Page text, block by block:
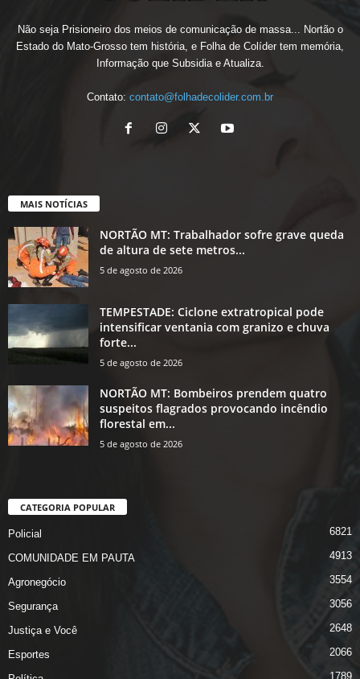
Não seja Prisioneiro dos meios de comunicação de massa... Nortão o
Estado do Mato-Grosso tem história, e Folha de Colíder tem memória,
Informação que Subsidia e Atualiza.
Contato: contato@folhadecolider.com.br
MAIS NOTÍCIAS
NORTÃO MT: Trabalhador sofre grave queda
de altura de sete metros...
5 de agosto de 2026
TEMPESTADE: Ciclone extratropical pode
intensificar ventania com granizo e chuva
forte...
5 de agosto de 2026
NORTÃO MT: Bombeiros prendem quatro
suspeitos flagrados provocando incêndio
florestal em...
5 de agosto de 2026
CATEGORIA POPULAR
Policial 6821
COMUNIDADE EM PAUTA 4913
Agronegócio 3554
Segurança 3056
Justiça e Você 2648
Esportes 2066
1789